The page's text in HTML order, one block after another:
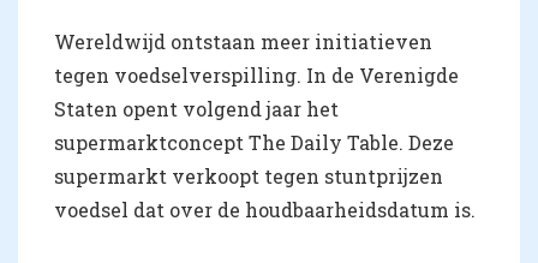
Wereldwijd ontstaan meer initiatieven
tegen voedselverspilling. In de Verenigde
Staten opent volgend jaar het
supermarktconcept The Daily Table. Deze
supermarkt verkoopt tegen stuntprijzen
voedsel dat over de houdbaarheidsdatum is.